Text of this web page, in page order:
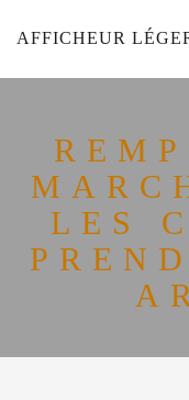
AFFICHEUR
LES